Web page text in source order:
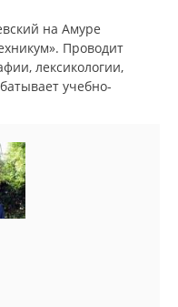
на Амуре
Проводит
лексикологии,
учебно-